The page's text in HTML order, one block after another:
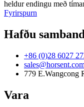
heldur endingu með
Fyrirspurn
Hafðu
+86 (0)28 6027
779 E.Wangcong
Vara